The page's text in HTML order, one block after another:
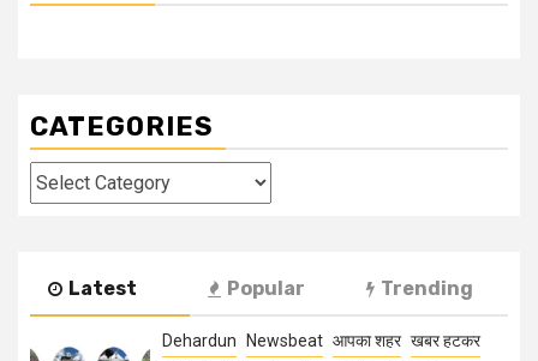
CATEGORIES
Categories
Latest Popular Trending
Dehardun Newsbeat आपका शहर खबर हटकर